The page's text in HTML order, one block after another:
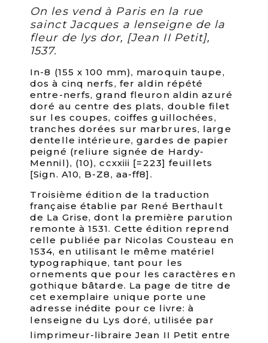
On les vend à Paris en la rue
sainct Jacques a lenseigne de la
fleur de lys dor, [Jean II Petit],
1537.
In-8 (155 x 100 mm), maroquin taupe,
dos à cinq nerfs, fer aldin répété
entre-nerfs, grand fleuron aldin azuré
doré au centre des plats, double filet
sur les coupes, coiffes guillochées,
tranches dorées sur marbrures, large
dentelle intérieure, gardes de papier
peigné (reliure signée de Hardy-
Mennil), (10), ccxxiii [=223] feuillets
[Sign. A10, B-Z8, aa-ff8].
Troisième édition de la traduction
française établie par René Berthault
de La Grise, dont la première parution
remonte à 1531. Cette édition reprend
celle publiée par Nicolas Cousteau en
1534, en utilisant le même matériel
typographique, tant pour les
ornements que pour les caractères en
gothique bâtarde. La page de titre de
cet exemplaire unique porte une
adresse inédite pour ce livre: à
lenseigne du Lys doré, utilisée par
limprimeur-libraire Jean II Petit entre